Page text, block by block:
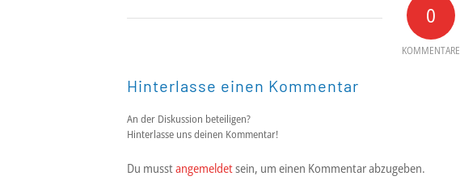
0
KOMMENTARE
Hinterlasse einen Kommentar
An der Diskussion beteiligen?
Hinterlasse uns deinen Kommentar!
Du musstangemeldetsein, um einen Kommentar abzugeben.